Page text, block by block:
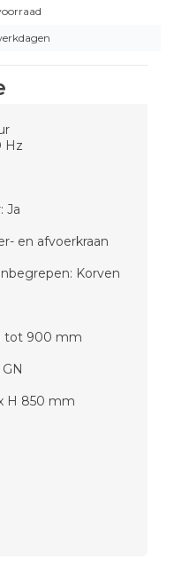
Hz
Ja
en afvoerkraan
Korven
tot 900 mm
H 850 mm